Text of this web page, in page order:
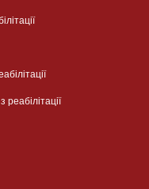
реабілітації